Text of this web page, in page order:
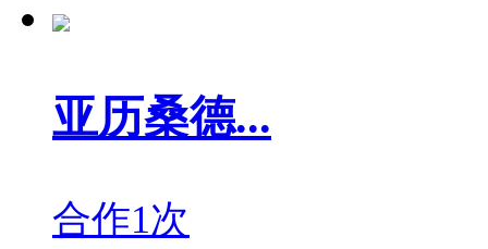
亚历桑德...
合作1次